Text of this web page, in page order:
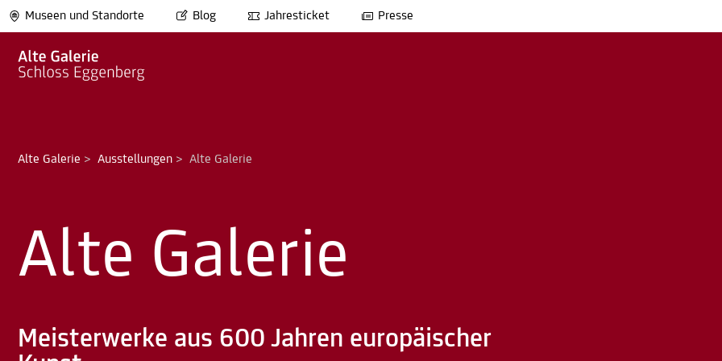
Museen und Standorte Blog Jahresticket Presse
Alte Galerie > Ausstellungen > Alte Galerie
Alte Galerie
Meisterwerke aus 600 Jahren europäischer